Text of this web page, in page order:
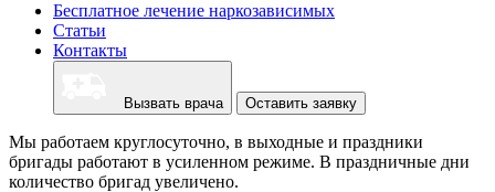
Бесплатное лечение наркозависимых
Статьи
Контакты
Вызвать врача Оставить заявку
Мы работаем круглосуточно, в выходные и праздники
бригады работают в усиленном режиме. В праздничные дни
количество бригад увеличено.